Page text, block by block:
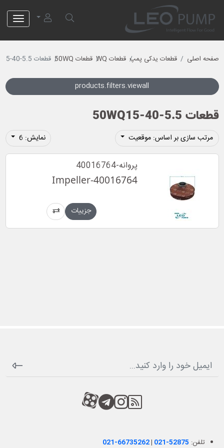
صفحه اصلی قطعات یدکی پمپ قطعات WQ قطعات 50WQ قطعات 50WQ15-40-5.5
products.filters.viewall
قطعات 50WQ15-40-5.5
مرتب سازی بر اساس: موقعیت نمایش: 6
پروانه-40016764
Impeller-40016764
جزییات
RSS
کانال آپارات
کانال تلگرام
کانال آپارات
تلفن: 021-66735262| 021-52875